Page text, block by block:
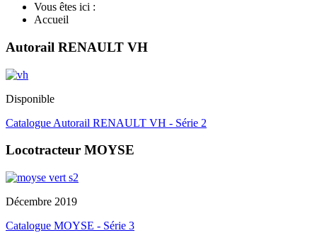
Vous êtes ici :
Accueil
Autorail RENAULT VH
Disponible
Catalogue Autorail RENAULT VH - Série 2
Locotracteur MOYSE
Décembre 2019
Catalogue MOYSE - Série 3